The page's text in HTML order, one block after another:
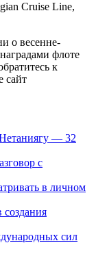
Cruise Line,
о весенне-
флоте
к
сайт
— 32
с
в личном
сил